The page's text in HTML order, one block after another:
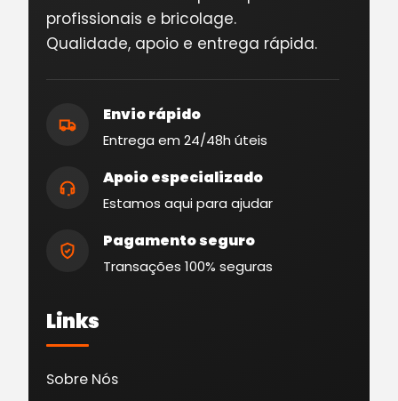
profissionais e bricolage.
Qualidade, apoio e entrega rápida.
Envio rápido
Entrega em 24/48h úteis
Apoio especializado
Estamos aqui para ajudar
Pagamento seguro
Transações 100% seguras
Links
Sobre Nós